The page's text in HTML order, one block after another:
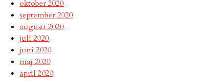
oktober 2020
september 2020
augusti 2020
juli 2020
juni 2020
maj 2020
april 2020